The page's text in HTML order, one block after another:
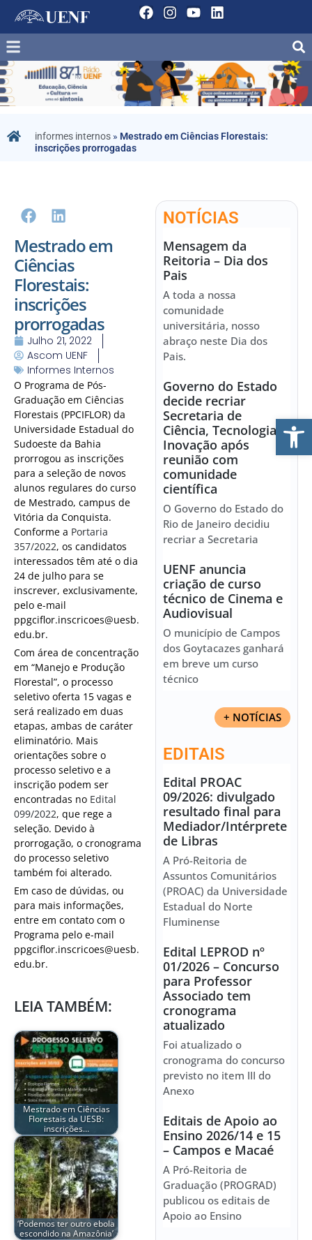
informes internos » Mestrado em Ciências Florestais:
inscrições prorrogadas
Mestrado em
Ciências
Florestais:
inscrições
prorrogadas
Julho 21, 2022
Ascom UENF
Informes Internos
O Programa de Pós-
Graduação em Ciências
Florestais (PPCIFLOR) da
Universidade Estadual do
Sudoeste da Bahia
prorrogou as inscrições
para a seleção de novos
alunos regulares do curso
de Mestrado, campus de
Vitória da Conquista.
Conforme a Portaria
357/2022, os candidatos
interessados têm até o dia
24 de julho para se
inscrever, exclusivamente,
pelo e-mail
ppgciflor.inscricoes@uesb.
edu.br.
Com área de concentração
em “Manejo e Produção
Florestal”, o processo
seletivo oferta 15 vagas e
será realizado em duas
etapas, ambas de caráter
eliminatório. Mais
orientações sobre o
processo seletivo e a
inscrição podem ser
encontradas no Edital
099/2022, que rege a
seleção. Devido à
prorrogação, o cronograma
do processo seletivo
também foi alterado.
Em caso de dúvidas, ou
para mais informações,
entre em contato com o
Programa pelo e-mail
ppgciflor.inscricoes@uesb.
edu.br.
LEIA TAMBÉM:
Mestrado em Ciências
Florestais da UESB:
inscrições…
‘Podemos ter outro ebola
escondido na Amazônia’
NOTÍCIAS
Mensagem da
Reitoria – Dia dos
Pais
A toda a nossa
comunidade
universitária, nosso
abraço neste Dia dos
Pais.
Governo do Estado
decide recriar
Secretaria de
Ciência, Tecnologia e
Inovação após
reunião com
comunidade
científica
O Governo do Estado do
Rio de Janeiro decidiu
recriar a Secretaria
UENF anuncia
criação de curso
técnico de Cinema e
Audiovisual
O município de Campos
dos Goytacazes ganhará
em breve um curso
técnico
+ NOTÍCIAS
EDITAIS
Edital PROAC
09/2026: divulgado
resultado final para
Mediador/Intérprete
de Libras
A Pró-Reitoria de
Assuntos Comunitários
(PROAC) da Universidade
Estadual do Norte
Fluminense
Edital LEPROD nº
01/2026 – Concurso
para Professor
Associado tem
cronograma
atualizado
Foi atualizado o
cronograma do concurso
previsto no item III do
Anexo
Editais de Apoio ao
Ensino 2026/14 e 15
– Campos e Macaé
A Pró-Reitoria de
Graduação (PROGRAD)
publicou os editais de
Apoio ao Ensino